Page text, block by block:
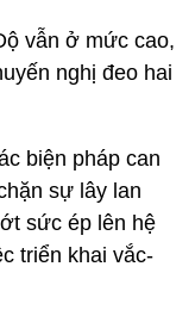
vẫn ở mức cao,
nghị đeo hai
biện pháp can
sự lây lan
sức ép lên hệ
triển khai vắc-